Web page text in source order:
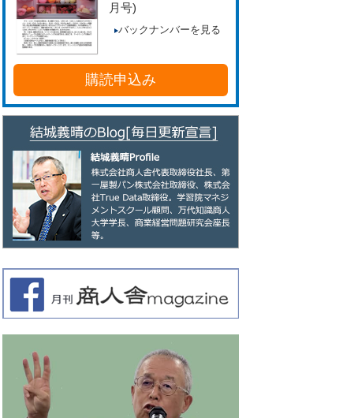
月号)
バックナンバーを見る
購読申込み